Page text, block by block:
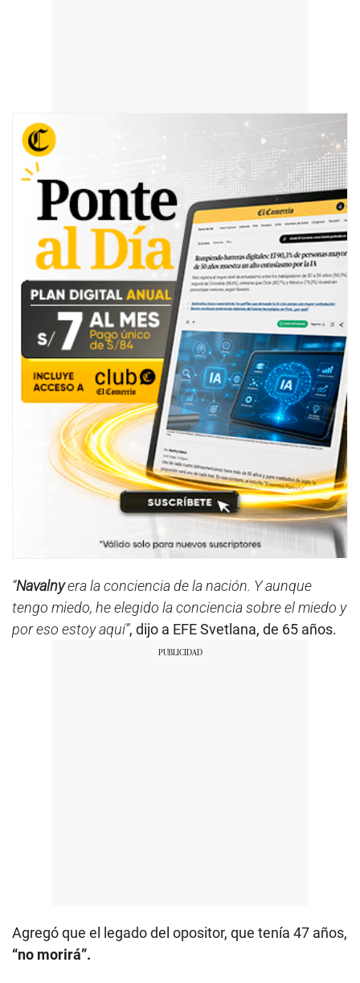
“Navalnyera la conciencia de la nación. Y aunque
tengo miedo, he elegido la conciencia sobre el miedo y
por eso estoy aquí”, dijo a EFE Svetlana, de 65 años.
Agregó que el legado del opositor, que tenía 47 años,
“no morirá”.